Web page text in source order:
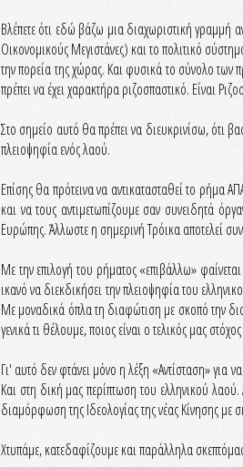
Βλέπετε ότι εδώ βάζω μια διαχωριστική γραμμή
Οικονομικούς Μεγιστάνες) και το πολιτικό
την πορεία της χώρας. Και φυσικά το σύνολο των
πρέπει να έχει χαρακτήρα ριζοσπαστικό. Είναι
Στο σημείο αυτό θα πρέπει να διευκρινίσω, ότι
πλειοψηφία ενός λαού.
Επίσης θα πρότεινα να αντικατασταθεί το ρήμα
και να τους αντιμετωπίζουμε σαν συνειδητά
Ευρώπης. Άλλωστε η σημερινή Τρόικα αποτελεί
Με την επιλογή του ρήματος «επιβάλλω»
ικανό να διεκδικήσει την πλειοψηφία του
Με μοναδικά όπλα τη διαφώτιση με σκοπό την
γενικά τι θέλουμε, ποιος είναι ο τελικός μας
Γι' αυτό δεν φτάνει μόνο η λέξη «Αντίσταση»
Και στη δική μας περίπτωση του ελληνικού
διαμόρφωση της Ιδεολογίας της νέας Κίνησης με
Χτυπάμε, κατεδαφίζουμε και παράλληλα